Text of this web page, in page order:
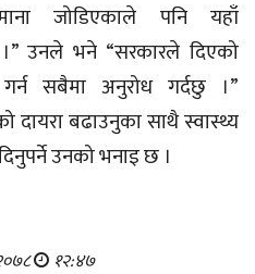
जोडिएकाले पनि यहाँ
उनले भने “सरकारले दिएको
गर्न सबैमा अनुरोध गर्दछु ।”
दायरा बढाउनुका साथै स्वास्थ्य
उनको भनाइ छ ।
१२:४७